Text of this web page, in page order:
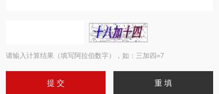
请输入计算结果（填写阿拉伯数字），如：三加四=7